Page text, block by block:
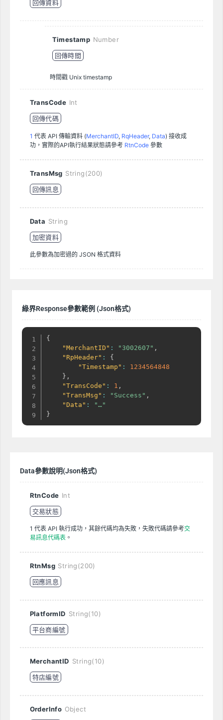
回傳資料
Timestamp Number
回傳時間
時間戳 Unix timestamp
TransCode Int
回傳代碼
1 代表 API 傳輸資料 (MerchantID, RqHeader, Data) 接收成
功，實際的API執行結果狀態請參考 RtnCode參數
TransMsg String(200)
回傳訊息
Data String
加密資料
此參數為加密過的 JSON 格式資料
綠界Response參數範例 (Json格式)
{
"MerchantID" : "3002607" ,
"RpHeader" :
{
"Timestamp" :
1234564848
} ,
"TransCode" : 1 ,
"TransMsg" : "Success" ,
"Data" :
"…"
}
Data參數說明(Json格式)
RtnCode Int
交易狀態
1 代表 API 執行成功，其餘代碼均為失敗，失敗代碼請參考交
易訊息代碼表。
RtnMsg String(200)
回應訊息
PlatformID String(10)
平台商編號
MerchantID String(10)
特店編號
OrderInfo Object